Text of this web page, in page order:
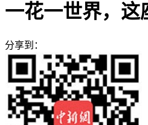
一花一世界，这
分享到：